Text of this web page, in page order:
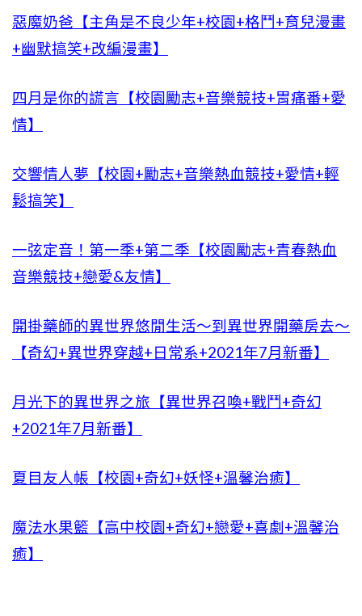
惡魔奶爸【主角是不良少年+校園+格鬥+育兒漫畫
+幽默搞笑+改編漫畫】
四月是你的謊言【校園勵志+音樂競技+胃痛番+愛
情】
交響情人夢【校園+勵志+音樂熱血競技+愛情+輕
鬆搞笑】
一弦定音！第一季+第二季【校園勵志+青春熱血
音樂競技+戀愛&友情】
開掛藥師的異世界悠閒生活～到異世界開藥房去～
【奇幻+異世界穿越+日常系+2021年7月新番】
月光下的異世界之旅【異世界召喚+戰鬥+奇幻
+2021年7月新番】
夏目友人帳【校園+奇幻+妖怪+溫馨治癒】
魔法水果籃【高中校園+奇幻+戀愛+喜劇+溫馨治
癒】